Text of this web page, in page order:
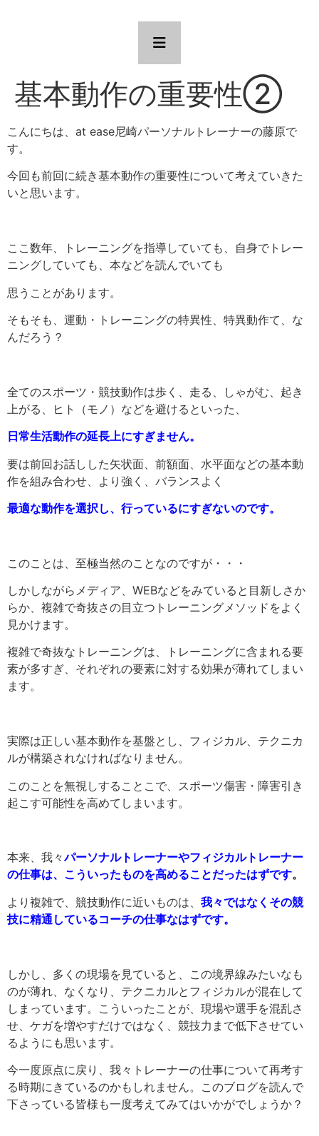
基本動作の重要性②
こんにちは、at ease尼崎パーソナルトレーナーの藤原で
す。
今回も前回に続き基本動作の重要性について考えていきた
いと思います。
ここ数年、トレーニングを指導していても、自身でトレー
ニングしていても、本などを読んでいても
思うことがあります。
そもそも、運動・トレーニングの特異性、特異動作て、な
んだろう？
全てのスポーツ・競技動作は歩く、走る、しゃがむ、起き
上がる、ヒト（モノ）などを避けるといった、
日常生活動作の延長上にすぎません。
要は前回お話しした矢状面、前額面、水平面などの基本動
作を組み合わせ、より強く、バランスよく
最適な動作を選択し、行っているにすぎないのです。
このことは、至極当然のことなのですが・・・
しかしながらメディア、WEBなどをみていると目新しさか
らか、複雑で奇抜さの目立つトレーニングメソッドをよく
見かけます。
複雑で奇抜なトレーニングは、トレーニングに含まれる要
素が多すぎ、それぞれの要素に対する効果が薄れてしまい
ます。
実際は正しい基本動作を基盤とし、フィジカル、テクニカ
ルが構築されなければなりません。
このことを無視しすることこで、スポーツ傷害・障害引き
起こす可能性を高めてしまいます。
本来、我々パーソナルトレーナーやフィジカルトレーナー
の仕事は、こういったものを高めることだったはずです。
より複雑で、競技動作に近いものは、 我々ではなくその競
技に精通しているコーチの仕事なはずです。
しかし、多くの現場を見ていると、この境界線みたいなも
のが薄れ、なくなり、テクニカルとフィジカルが混在して
しまっています。こういったことが、現場や選手を混乱さ
せ、ケガを増やすだけではなく、競技力まで低下させてい
るようにも思います。
今一度原点に戻り、我々トレーナーの仕事について再考す
る時期にきているのかもしれません。このブログを読んで
下さっている皆様も一度考えてみてはいかがでしょうか？